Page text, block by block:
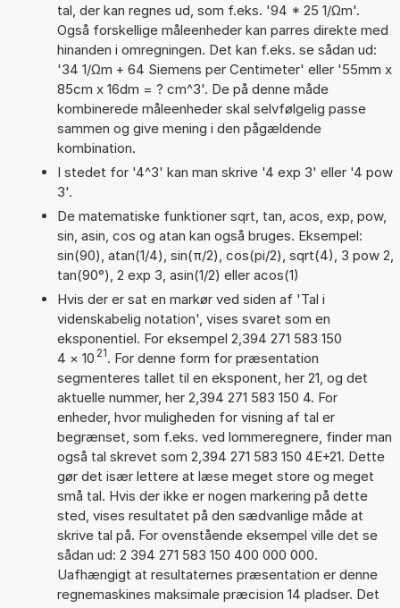
tal, der kan regnes ud, som f.eks. '94 * 25 1/Ωm'.
Også forskellige måleenheder kan parres direkte med
hinanden i omregningen. Det kan f.eks. se sådan ud:
'34 1/Ωm + 64 Siemens per Centimeter' eller '55mm x
85cm x 16dm = ? cm^3'. De på denne måde
kombinerede måleenheder skal selvfølgelig passe
sammen og give mening i den pågældende
kombination.
I stedet for '4^3' kan man skrive '4 exp 3' eller '4 pow
3'.
De matematiske funktioner sqrt, tan, acos, exp, pow,
sin, asin, cos og atan kan også bruges. Eksempel:
sin(90), atan(1/4), sin(π/2), cos(pi/2), sqrt(4), 3 pow 2,
tan(90°), 2 exp 3, asin(1/2) eller acos(1)
Hvis der er sat en markør ved siden af 'Tal i
videnskabelig notation', vises svaret som en
eksponentiel. For eksempel 2,394 271 583 150
4 × 10 21. For denne form for præsentation
segmenteres tallet til en eksponent, her 21, og det
aktuelle nummer, her 2,394 271 583 150 4. For
enheder, hvor muligheden for visning af tal er
begrænset, som f.eks. ved lommeregnere, finder man
også tal skrevet som 2,394 271 583 150 4E+21. Dette
gør det især lettere at læse meget store og meget
små tal. Hvis der ikke er nogen markering på dette
sted, vises resultatet på den sædvanlige måde at
skrive tal på. For ovenstående eksempel ville det se
sådan ud: 2 394 271 583 150 400 000 000.
Uafhængigt at resultaternes præsentation er denne
regnemaskines maksimale præcision 14 pladser. Det